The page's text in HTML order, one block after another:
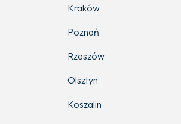
Kraków
Poznań
Rzeszów
Olsztyn
Koszalin